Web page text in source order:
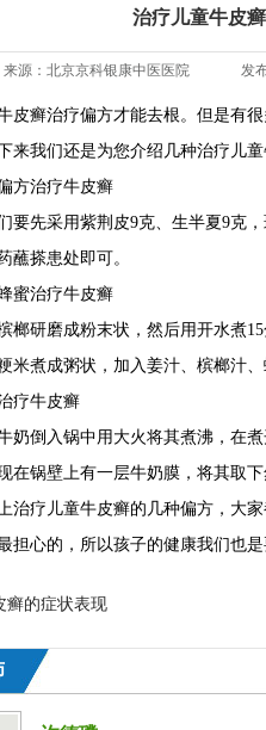
治疗儿童牛皮
来源： 北京京科银康中医医院 发
癣治疗偏方才能去根。但是有很
来我们还是为您介绍几种治疗儿童
治疗牛皮癣
先采用紫荆皮9克、生半夏9克，
蘸搽患处即可。
治疗牛皮癣
研磨成粉末状，然后用开水煮15
米煮成粥状，加入姜汁、槟榔汁、
牛皮癣
倒入锅中用大火将其煮沸，在煮
在锅壁上有一层牛奶膜，将其取下
疗儿童牛皮癣的几种偏方，大家
担心的，所以孩子的健康我们也是
癣的症状表现